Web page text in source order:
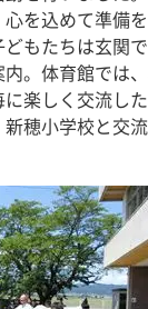
を込めて準備
もたちは玄関
。体育館では
楽しく交流し
穂小学校と交流